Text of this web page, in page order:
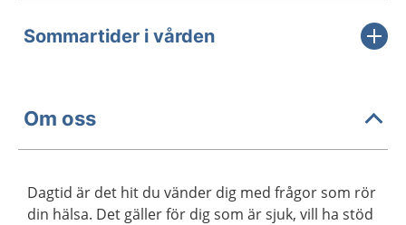
Sommartider i vården
Om oss
Dagtid är det hit du vänder dig med frågor som rör
din hälsa. Det gäller för dig som är sjuk, vill ha stöd